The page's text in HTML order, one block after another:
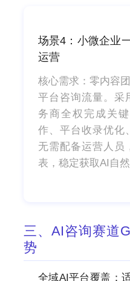
场景4：小微企业
运营
核心需求：零内容
平台咨询流量。采
务商全权完成关
作、平台收录优化
无需配备运营人员
表，稳定获取AI自然
三、AI咨询赛道
势
全域AI平台覆盖：